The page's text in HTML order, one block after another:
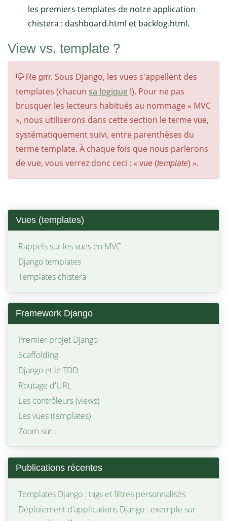
les premiers templates de notre application
chistera : dashboard.html et backlog.html.
View vs. template ?
Re grrr. Sous Django, les vues s'appellent des
templates (chacun sa logique !). Pour ne pas
brusquer les lecteurs habitués au nommage « MVC
», nous utiliserons dans cette section le terme vue,
systématiquement suivi, entre parenthèses du
terme template. À chaque fois que nous parlerons
de vue, vous verrez donc ceci : « vue (template) ».
Vues (templates)
Rappels sur les vues en MVC
Django templates
Templates chistera
Framework Django
Premier projet Django
Scaffolding
Django et le TDD
Routage d'URL
Les contrôleurs (views)
Les vues (templates)
Zoom sur...
Publications récentes
Templates Django : tags et filtres personnalisés
Déploiement d'applications Django : exemple sur